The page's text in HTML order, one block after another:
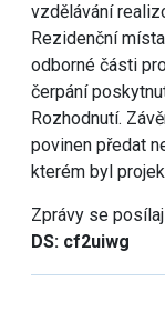
vzdělávání
Rezidenční
odborné části
čerpání
Rozhodnutí.
povinen předat
kterém byl
Zprávy se
DS: cf2uiwg